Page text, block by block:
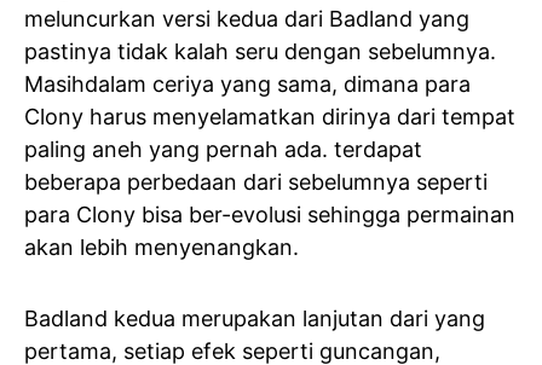
meluncurkan versi kedua dari Badland yang
pastinya tidak kalah seru dengan sebelumnya.
Masihdalam ceriya yang sama, dimana para
Clony harus menyelamatkan dirinya dari tempat
paling aneh yang pernah ada. terdapat
beberapa perbedaan dari sebelumnya seperti
para Clony bisa ber-evolusi sehingga permainan
akan lebih menyenangkan.
Badland kedua merupakan lanjutan dari yang
pertama, setiap efek seperti guncangan,